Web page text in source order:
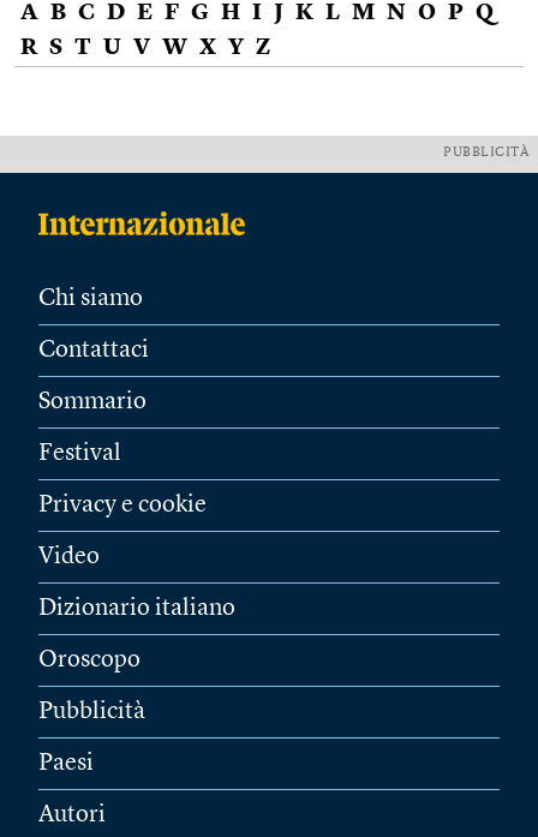
A B C D E F G H I J K L M N O P Q
R S T U V W X Y Z
PUBBLICITÀ
Chi siamo
Contattaci
Sommario
Festival
Privacy e cookie
Video
Dizionario italiano
Oroscopo
Pubblicità
Paesi
Autori